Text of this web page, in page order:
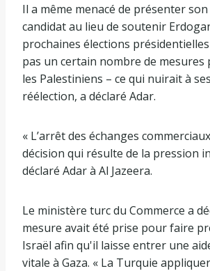
Il a même menacé de présenter
candidat au lieu de soutenir
prochaines élections
pas un certain nombre de
les Palestiniens – ce qui nuirait à
réélection, a déclaré Adar.
« L’arrêt des échanges
décision qui résulte de la pression
déclaré Adar à Al Jazeera.
Le ministère turc du Commerce a
mesure avait été prise pour faire
Israël afin qu'il laisse entrer une
vitale à Gaza. « La Turquie